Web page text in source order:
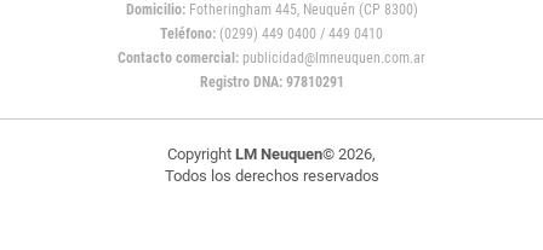
Domicilio:Fotheringham 445, Neuquén (CP 8300)
Teléfono: (0299) 449 0400 / 449 0410
Contacto comercial: publicidad@lmneuquen.com.ar
Registro DNA: 97810291
Copyright LM Neuquen© 2026,
Todos los derechos reservados